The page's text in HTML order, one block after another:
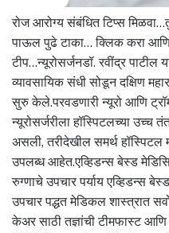
रोज आरोग्य संबंधित टिप्स
पाऊल पुढे टाका… क्लिक करा
टीप…न्यूरोसर्जनडॉ. रवींद्र पाटील
व्यावसायिक संधी सोडून दक्षिण
सुरु केले.परवडणारी न्यूरो आणि
न्यूरोसर्जरीला हॉस्पिटलच्या उच्च
असली, तरीदेखील समर्थ हॉस्पिटल
उपलब्ध आहेत.एव्हिडन्स बेस्ड
रुग्णाचे उपचार पर्याय एव्हिडन्स
उपचार पद्धत मेडिकल शास्त्रात
केअर साठी तज्ञांची टीमफास्ट